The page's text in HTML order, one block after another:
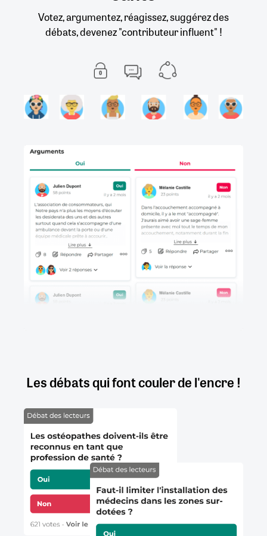
Votez, argumentez, réagissez, suggérez des
débats, devenez "contributeur influent" !
Les débats qui font couler de l'encre !